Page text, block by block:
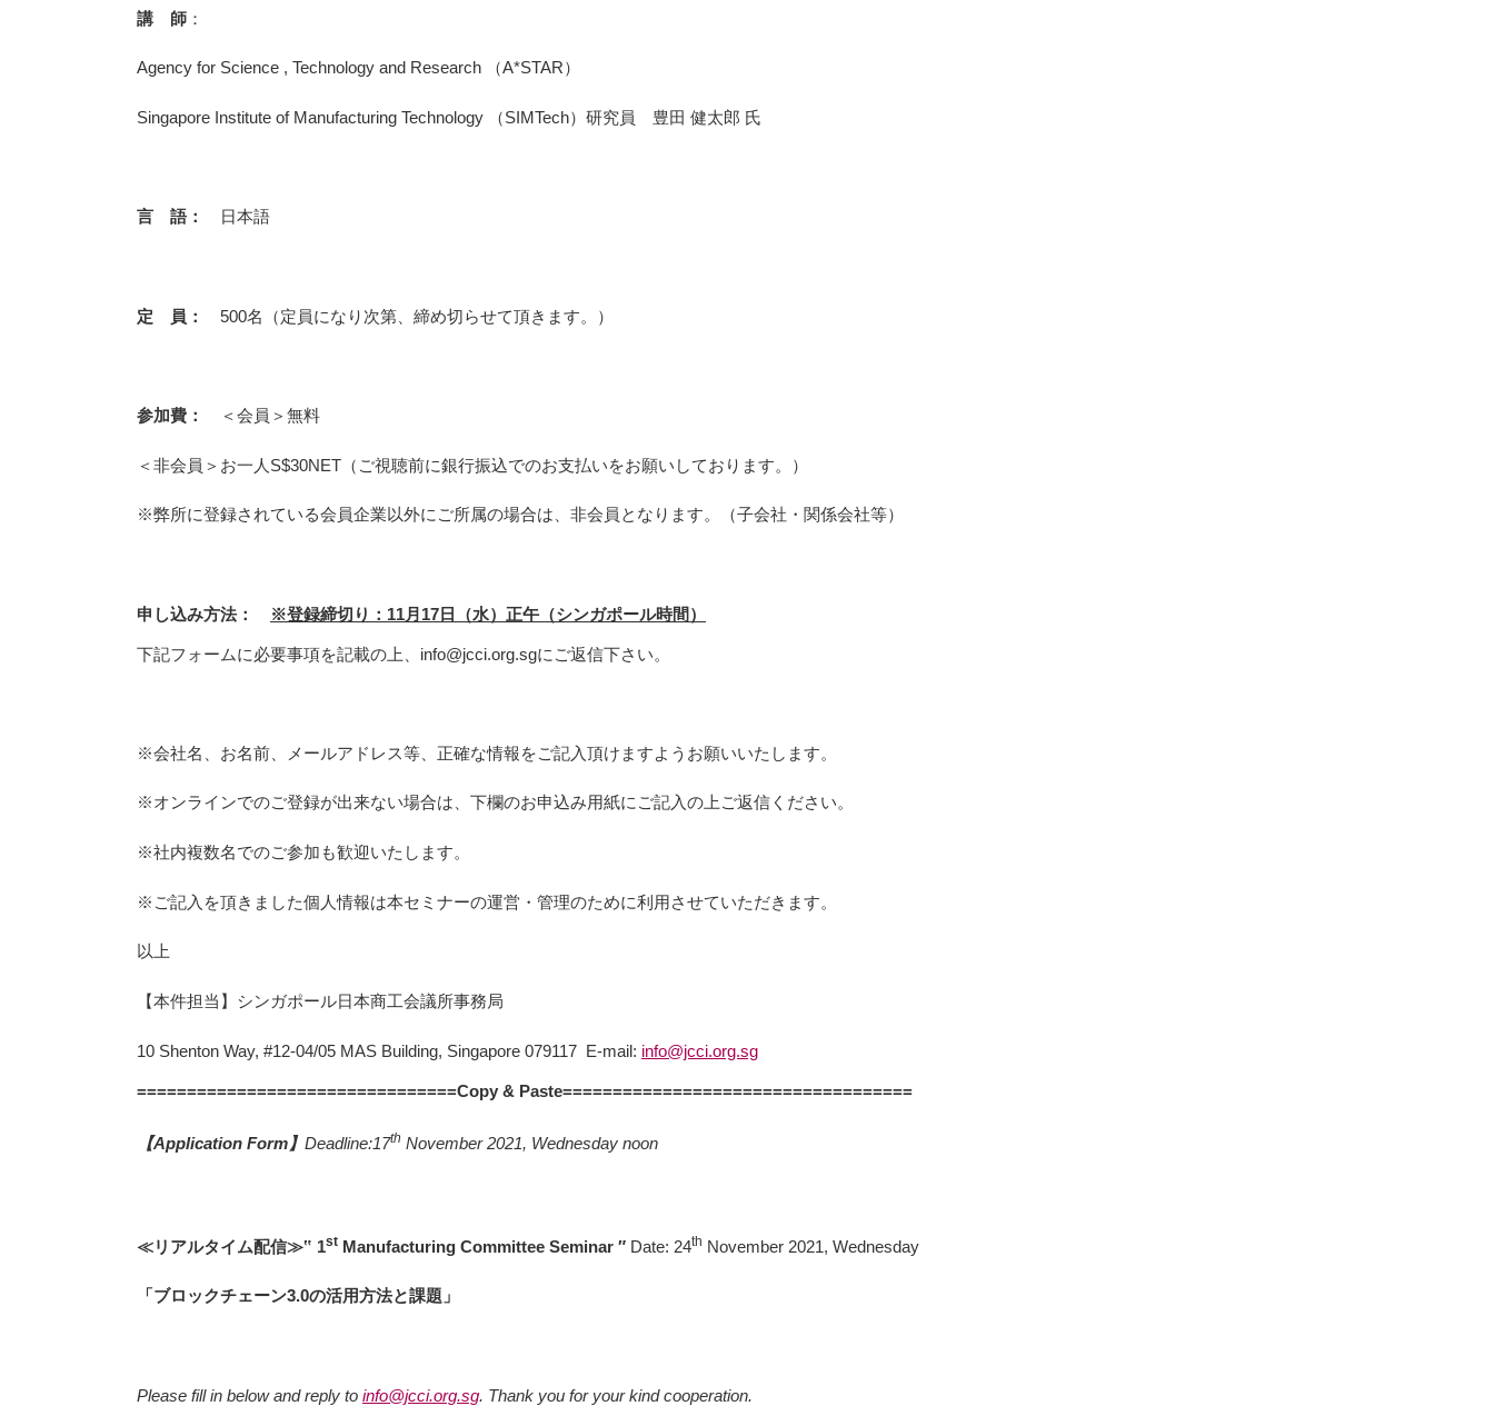
講 師 ：
Agency for Science , Technology and Research （A*STAR）
Singapore Institute of Manufacturing Technology （SIMTech）研究員 豊田 健太郎 氏
言 語： 日本語
定 員： 500名（定員になり次第、締め切らせて頂きます。）
参加費： ＜会員＞無料
＜非会員＞お一人S$30NET（ご視聴前に銀行振込でのお支払いをお願いしております。）
※弊所に登録されている会員企業以外にご所属の場合は、非会員となります。（子会社・関係会社等）
申し込み方法： ※登録締切り： 11月 17 日（水）正午（シンガポール時間）
下記フォームに必要事項を記載の上、info@jcci.org.sgにご返信下さい。
※会社名、お名前、メールアドレス等、正確な情報をご記入頂けますようお願いいたします。
※オンラインでのご登録が出来ない場合は、下欄のお申込み用紙にご記入の上ご返信ください。
※社内複数名でのご参加も歓迎いたします。
※ご記入を頂きました個人情報は本セミナーの運営・管理のために利用させていただきます。
以上
【本件担当】シンガポール日本商工会議所事務局
10 Shenton Way, #12-04/05 MAS Building, Singapore 079117 E-mail: info@jcci.org.sg
================================Copy & Paste===================================
【Application Form】 Deadline:17th November 2021, Wednesday noon
≪リアルタイム配信≫‟ 1st Manufacturing Committee Seminar ″ Date: 24th November 2021, Wednesday
「ブロックチェーン3.0の活用方法と課題」
Please fill in below and reply to info@jcci.org.sg. Thank you for your kind cooperation.